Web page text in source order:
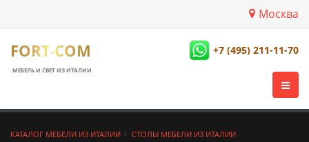
Москва
FORT-COM
МЕБЕЛЬ И СВЕТ ИЗ ИТАЛИИ
+7 (495) 211-11-70
КАТАЛОГ МЕБЕЛИ ИЗ ИТАЛИИ
СТОЛЫ МЕБЕЛИ ИЗ ИТАЛИИ